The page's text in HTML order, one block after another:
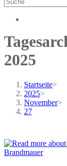
2025
Startseite>
2025>
November>
27